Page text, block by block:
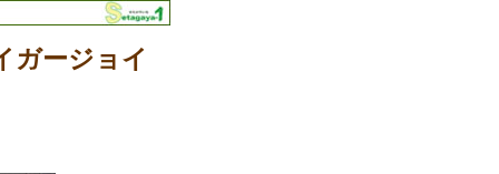
ガージョイ